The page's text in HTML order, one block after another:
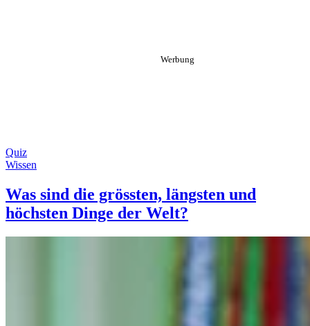
Quiz
Wissen
Was sind die grössten, längsten und
höchsten Dinge der Welt?